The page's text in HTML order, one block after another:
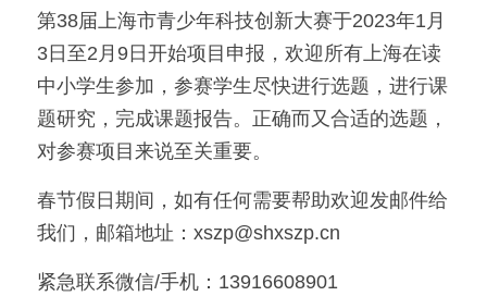
第38届上海市青少年科技创新大赛于2023年1月
3日至2月9日开始项目申报，欢迎所有上海在读
中小学生参加，参赛学生尽快进行选题，进行课
题研究，完成课题报告。正确而又合适的选题，
对参赛项目来说至关重要。
春节假日期间，如有任何需要帮助欢迎发邮件给
我们，邮箱地址：xszp@shxszp.cn
紧急联系微信/手机：13916608901